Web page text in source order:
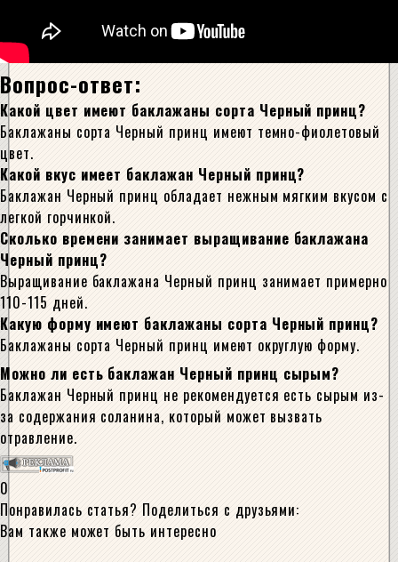
Вопрос-ответ:
Какой цвет имеют баклажаны сорта Черный принц?
Баклажаны сорта Черный принц имеют темно-фиолетовый
цвет.
Какой вкус имеет баклажан Черный принц?
Баклажан Черный принц обладает нежным мягким вкусом с
легкой горчинкой.
Сколько времени занимает выращивание баклажана
Черный принц?
Выращивание баклажана Черный принц занимает примерно
110-115 дней.
Какую форму имеют баклажаны сорта Черный принц?
Баклажаны сорта Черный принц имеют округлую форму.
Можно ли есть баклажан Черный принц сырым?
Баклажан Черный принц не рекомендуется есть сырым из-
за содержания соланина, который может вызвать
отравление.
0
Понравилась статья? Поделиться с друзьями:
Вам также может быть интересно